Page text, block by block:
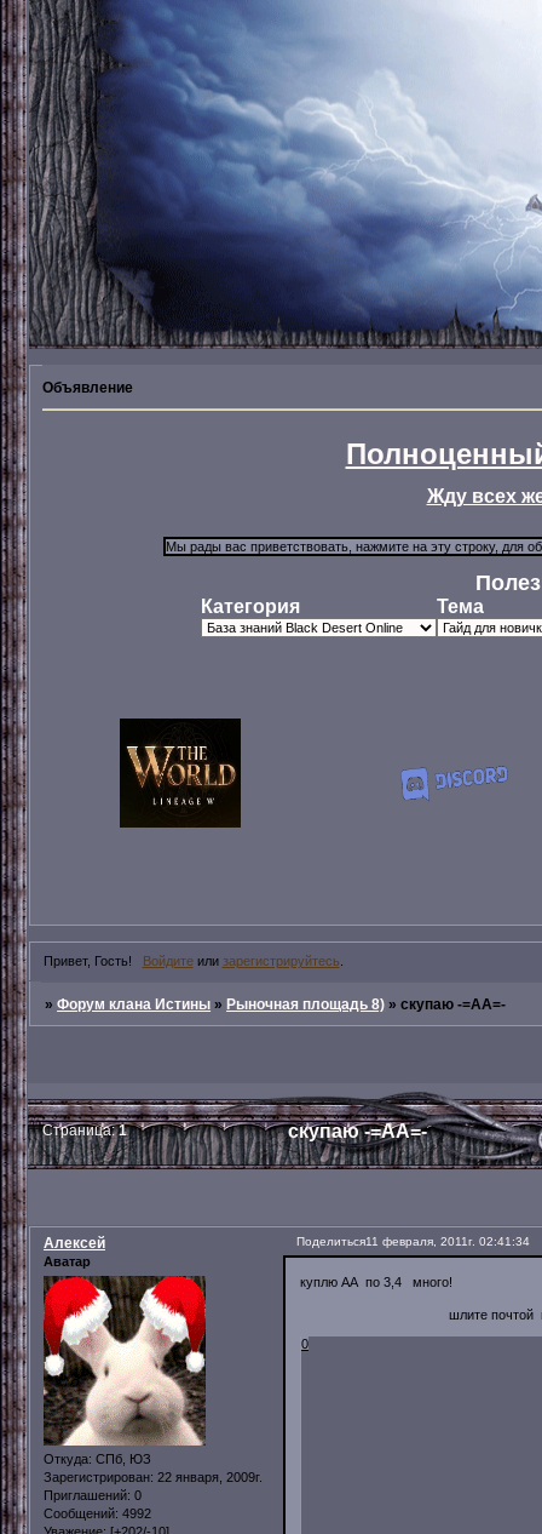
Объявление
Жду всех
Категория Тема
Привет, Гость! Войдитеили зарегистрируйтесь
»Форум клана Истины »Рыночная площадь 8) »скупаю -=АА=-
скупаю -=АА=-
Страница:1
Поделиться11 февраля, 2011г. 02:41:34
Алексей
Аватар
Откуда: СПб, ЮЗ
Зарегистрирован: 22 января, 2009г.
Приглашений: 0
Сообщений: 4992
куплю АА по 3,4 много!
шлите почтой на
0